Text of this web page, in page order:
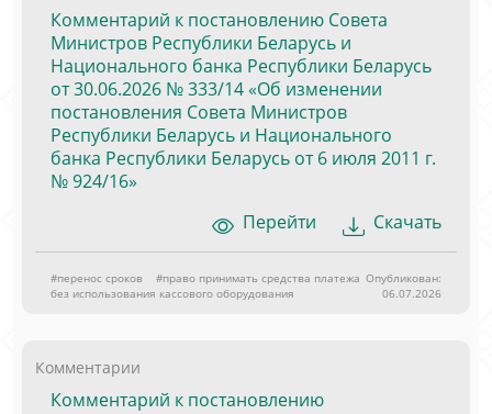
Комментарий к постановлению Совета
Министров Республики Беларусь и
Национального банка Республики Беларусь
от 30.06.2026 № 333/14 «Об изменении
постановления Совета Министров
Республики Беларусь и Национального
банка Республики Беларусь от 6 июля 2011 г.
№ 924/16»
Перейти
Скачать
#перенос сроков
#право принимать средства платежа
без использования кассового оборудования
Опубликован:
06.07.2026
Комментарии
Комментарий к постановлению